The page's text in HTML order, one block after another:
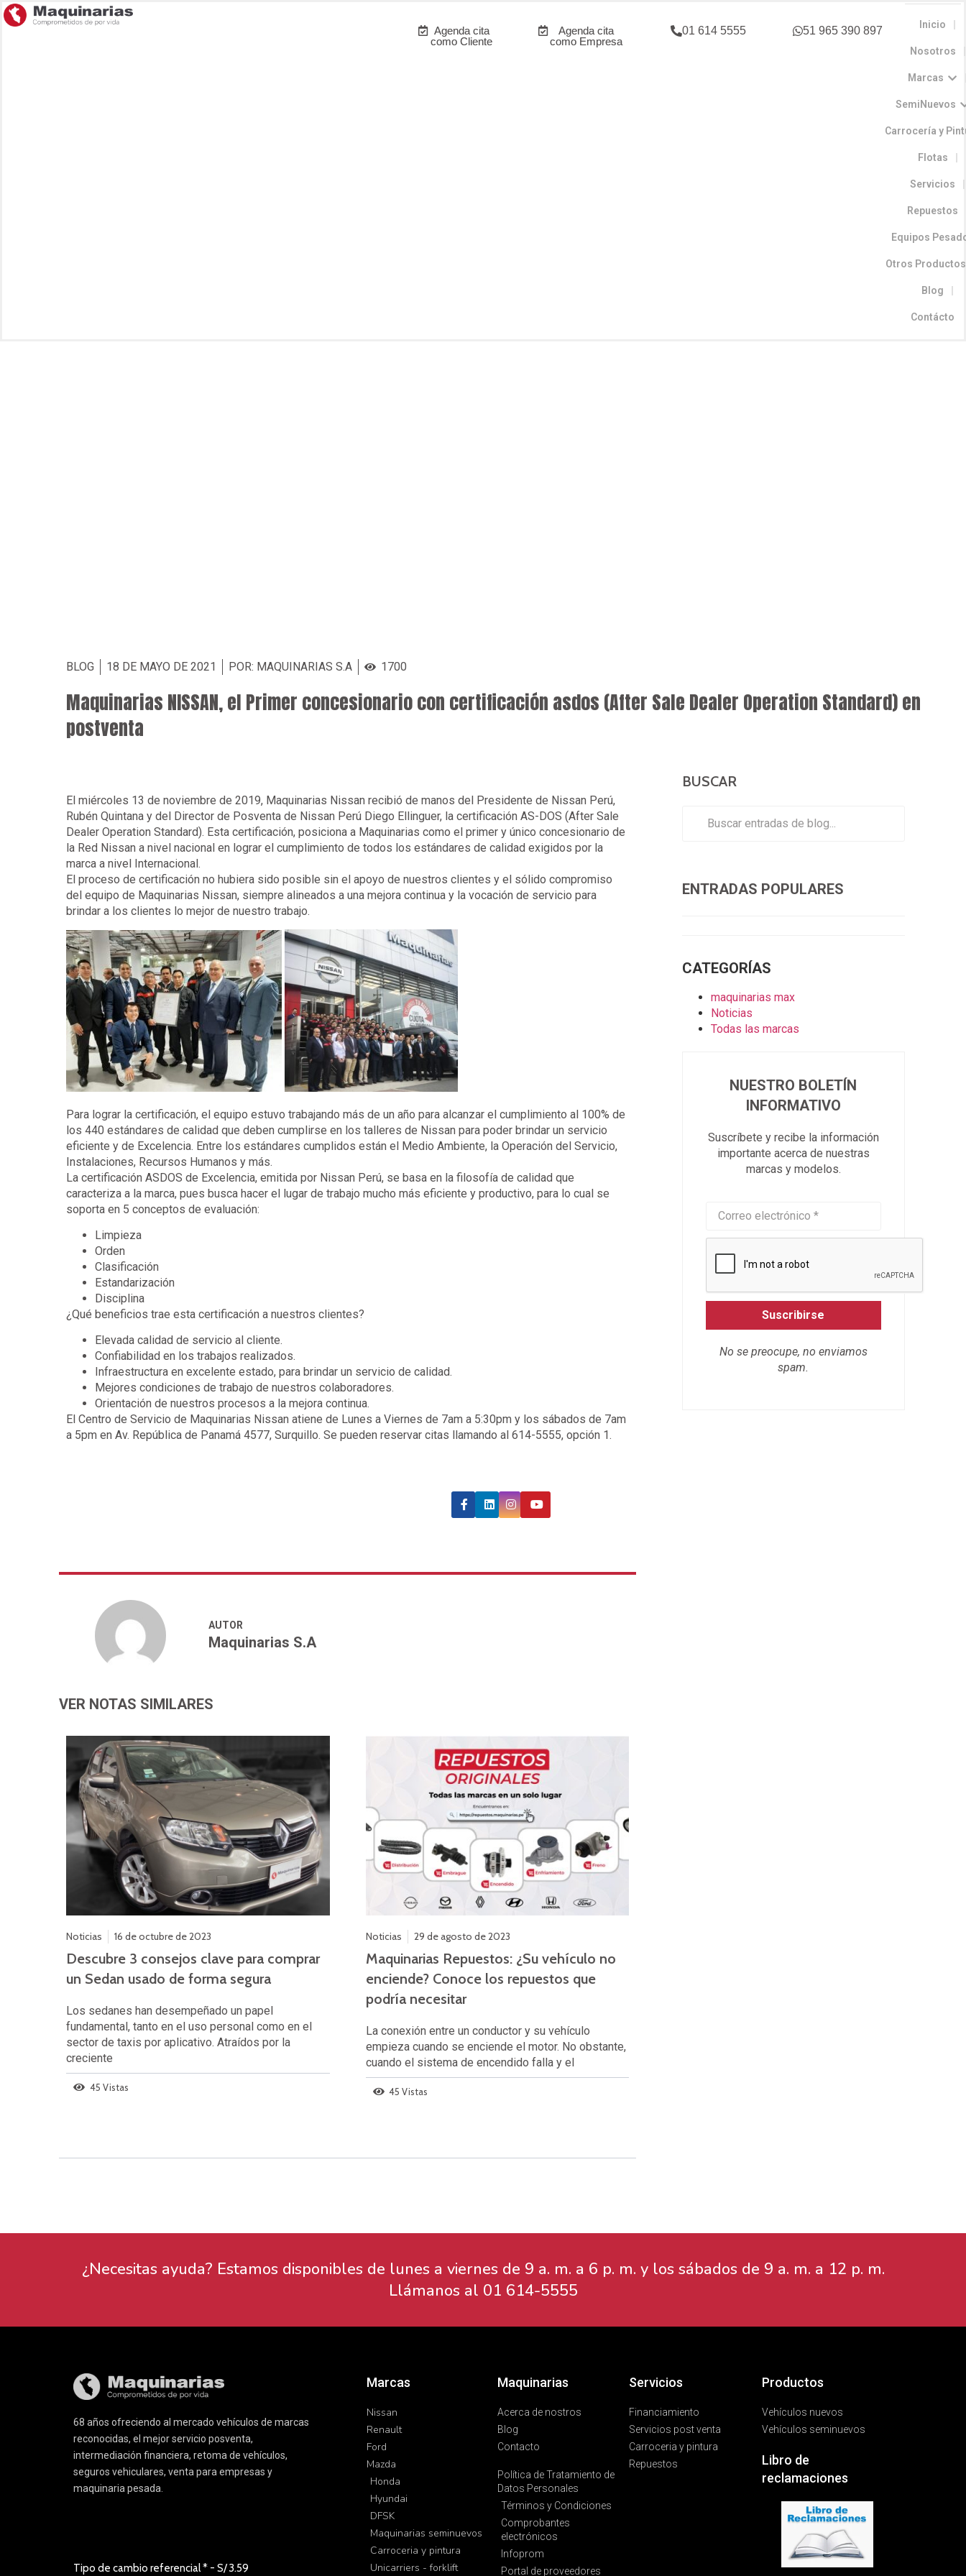
Agenda cita
como Cliente
Agenda cita
como Empresa
01 614 5555 51 965 390 897 Inicio
Nosotros
Marcas
SemiNuevos
Carrocería y
Flotas
Servicios
Repuestos
Equipos
Otros Productos
Blog
Contácto
BLOG 18 DE MAYO DE 2021 POR: MAQUINARIAS S.A 1700
Maquinarias NISSAN, el Primer concesionario con certificación asdos (After Sale Dealer Operation Standard) en
postventa
El miércoles 13 de noviembre de 2019, Maquinarias Nissan recibió de manos del Presidente de Nissan Perú,
Rubén Quintana y del Director de Posventa de Nissan Perú Diego Ellinguer, la certificación AS-DOS (After Sale
Dealer Operation Standard). Esta certificación, posiciona a Maquinarias como el primer y único concesionario de
la Red Nissan a nivel nacional en lograr el cumplimiento de todos los estándares de calidad exigidos por la
marca a nivel Internacional.
El proceso de certificación no hubiera sido posible sin el apoyo de nuestros clientes y el sólido compromiso
del equipo de Maquinarias Nissan, siempre alineados a una mejora continua y la vocación de servicio para
brindar a los clientes lo mejor de nuestro trabajo.
Para lograr la certificación, el equipo estuvo trabajando más de un año para alcanzar el cumplimiento al 100% de
los 440 estándares de calidad que deben cumplirse en los talleres de Nissan para poder brindar un servicio
eficiente y de Excelencia. Entre los estándares cumplidos están el Medio Ambiente, la Operación del Servicio,
Instalaciones, Recursos Humanos y más.
La certificación ASDOS de Excelencia, emitida por Nissan Perú, se basa en la filosofía de calidad que
caracteriza a la marca, pues busca hacer el lugar de trabajo mucho más eficiente y productivo, para lo cual se
soporta en 5 conceptos de evaluación:
Limpieza
Orden
Clasificación
Estandarización
Disciplina
¿Qué beneficios trae esta certificación a nuestros clientes?
Elevada calidad de servicio al cliente.
Confiabilidad en los trabajos realizados.
Infraestructura en excelente estado, para brindar un servicio de calidad.
Mejores condiciones de trabajo de nuestros colaboradores.
Orientación de nuestros procesos a la mejora continua.
El Centro de Servicio de Maquinarias Nissan atiene de Lunes a Viernes de 7am a 5:30pm y los sábados de 7am
a 5pm en Av. República de Panamá 4577, Surquillo. Se pueden reservar citas llamando al 614-5555, opción 1.
AUTOR
Maquinarias S.A
VER NOTAS SIMILARES
Noticias 16 de octubre de 2023
Descubre 3 consejos clave para comprar
un Sedan usado de forma segura
Los sedanes han desempeñado un papel
fundamental, tanto en el uso personal como en el
sector de taxis por aplicativo. Atraídos por la
creciente
45 Vistas
Noticias 29 de agosto de 2023
Maquinarias Repuestos: ¿Su vehículo no
enciende? Conoce los repuestos que
podría necesitar
La conexión entre un conductor y su vehículo
empieza cuando se enciende el motor. No obstante,
cuando el sistema de encendido falla y el
45 Vistas
BUSCAR
ENTRADAS POPULARES
CATEGORÍAS
maquinarias max
Noticias
Todas las marcas
NUESTRO BOLETÍN
INFORMATIVO
Suscríbete y recibe la información
importante acerca de nuestras
marcas y modelos.
Suscribirse
No se preocupe, no enviamos
spam.
¿Necesitas ayuda? Estamos disponibles de lunes a viernes de 9 a. m. a 6 p. m. y los sábados de 9 a. m. a 12 p. m.
Llámanos al 01 614-5555
68 años ofreciendo al mercado vehículos de marcas
reconocidas, el mejor servicio posventa,
intermediación financiera, retoma de vehículos,
seguros vehiculares, venta para empresas y
maquinaria pesada.
Tipo de cambio referencial * - S/3.59
Marcas
Nissan
Renault
Ford
Mazda
Honda
Hyundai
DFSK
Maquinarias seminuevos
Carroceria y pintura
Unicarriers - forklift
Maquinarias
Acerca de nostros
Blog
Contacto
Política de Tratamiento de
Datos Personales
Términos y Condiciones
Comprobantes
electrónicos
Infoprom
Portal de proveedores
Servicios
Financiamiento
Servicios post venta
Carroceria y pintura
Repuestos
Productos
Vehículos nuevos
Vehículos seminuevos
Libro de
reclamaciones